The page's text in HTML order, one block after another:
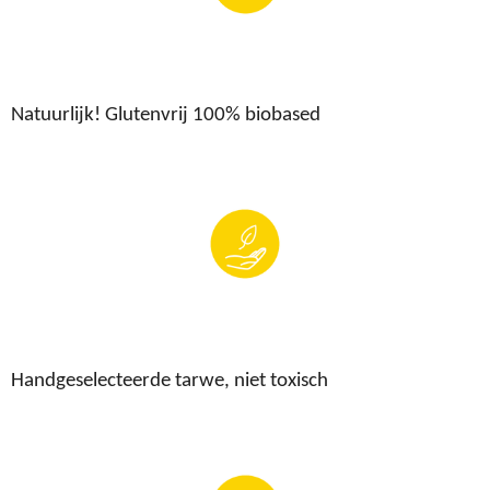
Natuurlijk! Glutenvrij 100% biobased
Handgeselecteerde tarwe, niet toxisch